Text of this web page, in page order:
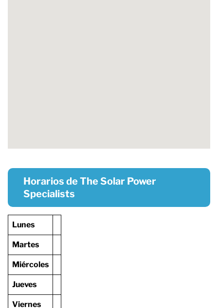
Horarios de The Solar Power
Specialists
Lunes
Martes
Miércoles
Jueves
Viernes